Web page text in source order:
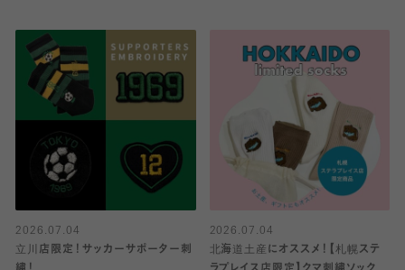
2026.07.04
立川店限定！サッカーサポーター刺
2026.07.04
北海道土産にオススメ！【札幌ステ